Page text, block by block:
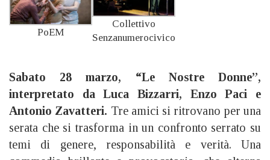
PoEM
Collettivo
Senzanumerocivico
Sabato 28 marzo, “Le Nostre Donne”,
interpretato da Luca Bizzarri, Enzo Paci e
Antonio Zavatteri. Tre amici si ritrovano per una
serata che si trasforma in un confronto serrato su
temi di genere, responsabilità e verità. Una